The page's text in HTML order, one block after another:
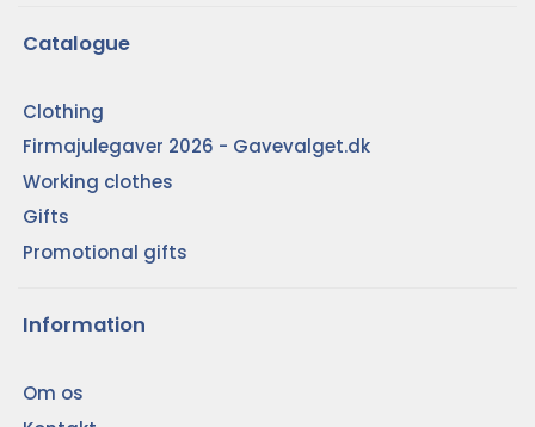
Catalogue
Clothing
Firmajulegaver 2026 - Gavevalget.dk
Working clothes
Gifts
Promotional gifts
Information
Om os